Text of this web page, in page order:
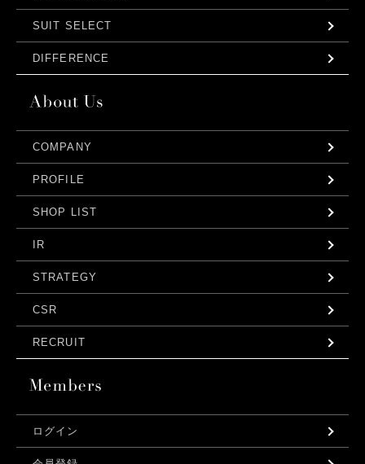
SUIT SELECT
DIFFERENCE
COMPANY
PROFILE
SHOP LIST
IR
STRATEGY
CSR
RECRUIT
ログイン